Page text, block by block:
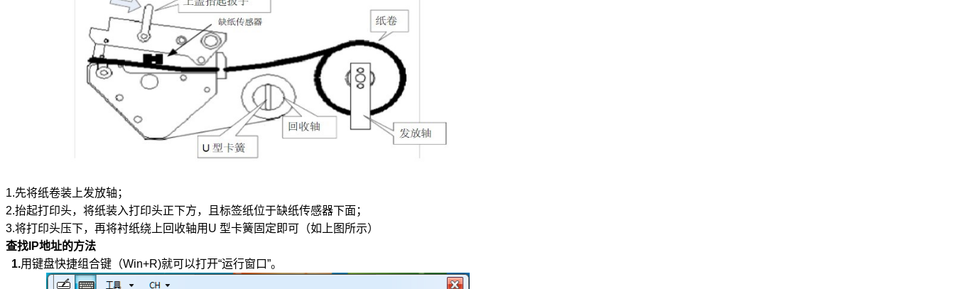
1.先将纸卷装上发放轴；
2.抬起打印头，将纸装入打印头正下方，且标签纸位于缺纸传感器下面；
3.将打印头压下，再将衬纸绕上回收轴用U 型卡簧固定即可（如上图所示）
查找IP地址的方法
1.用键盘快捷组合键（Win+R)就可以打开“运行窗口”。